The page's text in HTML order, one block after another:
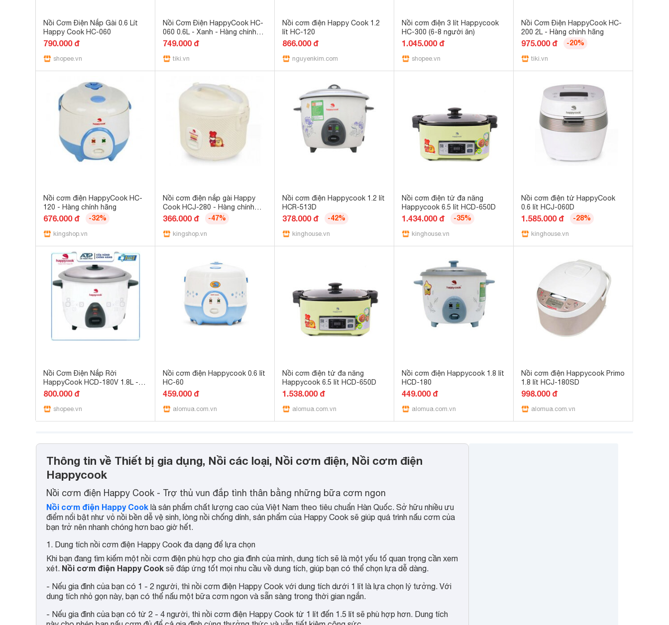
Nồi Cơm Điện Nắp Gài 0.6 Lít
Happy Cook HC-060
790.000 đ
shopee.vn
Nồi Cơm Điện HappyCook HC-
060 0.6L - Xanh - Hàng chính
hãng
749.000 đ
tiki.vn
Nồi cơm điện Happy Cook 1.2
lít HC-120
866.000 đ
nguyenkim.com
Nồi cơm điện 3 lít Happycook
HC-300 (6-8 người ăn)
1.045.000 đ
shopee.vn
Nồi Cơm Điện HappyCook HC-
200 2L - Hàng chính hãng
975.000 đ -20%
tiki.vn
Nồi cơm điện HappyCook HC-
120 - Hàng chính hãng
676.000 đ -32%
kingshop.vn
Nồi cơm điện nắp gài Happy
Cook HCJ-280 - Hàng chính
hãng
366.000 đ -47%
kingshop.vn
Nồi cơm điện Happycook 1.2 lít
HCR-513D
378.000 đ -42%
kinghouse.vn
Nồi cơm điện tử đa năng
Happycook 6.5 lít HCD-650D
1.434.000 đ -35%
kinghouse.vn
Nồi cơm điện tử HappyCook
0.6 lít HCJ-060D
1.585.000 đ -28%
kinghouse.vn
Nồi Cơm Điện Nắp Rời
HappyCook HCD-180V 1.8L -
Hàng Chính Hãng Bảo Hành 12
800.000 đ
shopee.vn
Nồi cơm điện Happycook 0.6 lít
HC-60
459.000 đ
alomua.com.vn
Nồi cơm điện tử đa năng
Happycook 6.5 lít HCD-650D
1.538.000 đ
alomua.com.vn
Nồi cơm điện Happycook 1.8 lít
HCD-180
449.000 đ
alomua.com.vn
Nồi cơm điện Happycook Primo
1.8 lít HCJ-180SD
998.000 đ
alomua.com.vn
Thông tin về Thiết bị gia dụng, Nồi các loại, Nồi cơm điện, Nồi cơm điện
Happycook
Nồi cơm điện Happy Cook - Trợ thủ vun đắp tình thân bằng những bữa cơm ngon
Nồi cơm điện Happy Cook là sản phẩm chất lượng cao của Việt Nam theo tiêu chuẩn Hàn Quốc. Sở hữu nhiều ưu
điểm nổi bật như vỏ nồi bền dễ vệ sinh, lòng nồi chống dính, sản phẩm của Happy Cook sẽ giúp quá trình nấu cơm của
bạn trở nên nhanh chóng hơn bao giờ hết.
1. Dung tích nồi cơm điện Happy Cook đa dạng để lựa chọn
Khi bạn đang tìm kiếm một nồi cơm điện phù hợp cho gia đình của mình, dung tích sẽ là một yếu tố quan trọng cần xem
xét. Nồi cơm điện Happy Cook sẽ đáp ứng tốt mọi nhu cầu về dung tích, giúp bạn có thể chọn lựa dễ dàng.
- Nếu gia đình của bạn có 1 - 2 người, thì nồi cơm điện Happy Cook với dung tích dưới 1 lít là lựa chọn lý tưởng. Với
dung tích nhỏ gọn này, bạn có thể nấu một bữa cơm ngon và sẵn sàng trong thời gian ngắn.
- Nếu gia đình của bạn có từ 2 - 4 người, thì nồi cơm điện Happy Cook từ 1 lít đến 1.5 lít sẽ phù hợp hơn. Dung tích